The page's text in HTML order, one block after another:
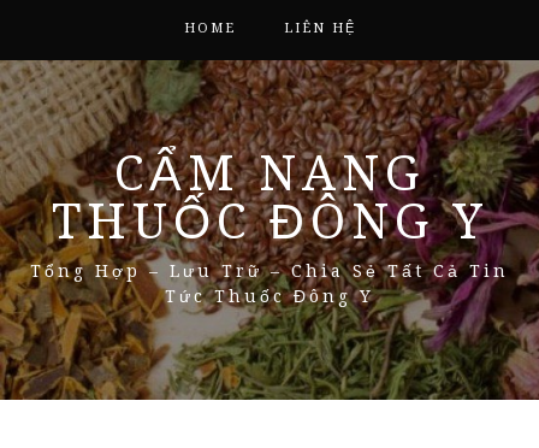
HOME LIÊN HỆ
CẨM NANG
THUỐC ĐÔNG Y
Tổng Hợp – Lưu Trữ – Chia Sẻ Tất Cả Tin
Tức Thuốc Đông Y